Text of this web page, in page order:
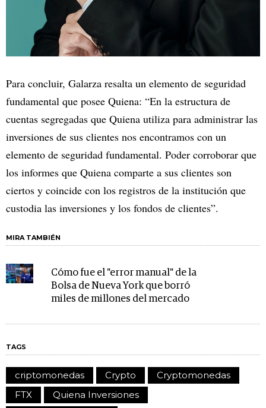
Para concluir, Galarza resalta un elemento de seguridad
fundamental que posee Quiena: “En la estructura de
cuentas segregadas que Quiena utiliza para administrar las
inversiones de sus clientes nos encontramos con un
elemento de seguridad fundamental. Poder corroborar que
los informes que Quiena comparte a sus clientes son
ciertos y coincide con los registros de la institución que
custodia las inversiones y los fondos de clientes”.
MIRA TAMBIÉN
Cómo fue el "error manual" de la
Bolsa de Nueva York que borró
miles de millones del mercado
TAGS
criptomonedas Crypto
Cryptomonedas
FTX
Quiena Inversiones